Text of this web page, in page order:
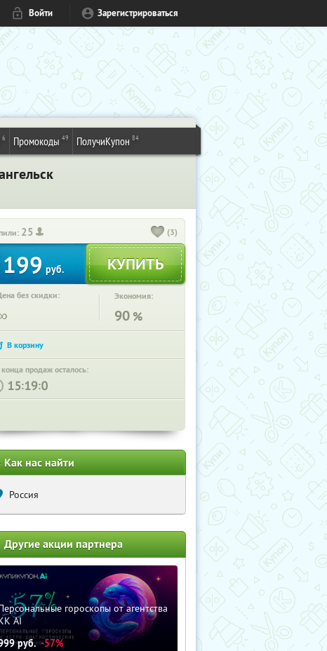
Войти Зарегистрироваться
6 Промокоды 49 ПолучиКупон 84
25 (3)
199 руб.
без скидки: Экономия:
90 %
продаж осталось:
: :
Как нас найти
Россия
Другие акции партнера
гороскопы от агентства
AI
руб. -57%